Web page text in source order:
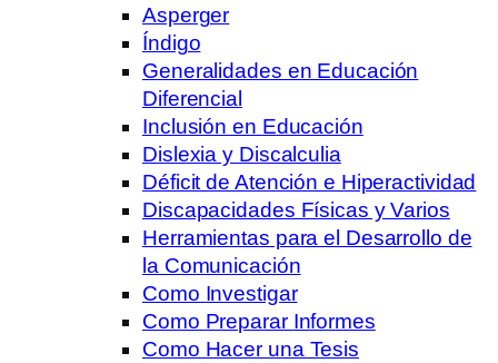
Asperger
Índigo
Generalidades en Educación
Diferencial
Inclusión en Educación
Dislexia y Discalculia
Déficit de Atención e Hiperactividad
Discapacidades Físicas y Varios
Herramientas para el Desarrollo de
la Comunicación
Como Investigar
Como Preparar Informes
Como Hacer una Tesis